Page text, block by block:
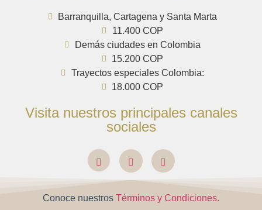
Barranquilla, Cartagena y Santa Marta
11.400 COP
Demás ciudades en Colombia
15.200 COP
Trayectos especiales Colombia:
18.000 COP
Visita nuestros principales canales
sociales
Conoce nuestros Términos y Condiciones.